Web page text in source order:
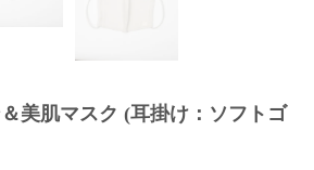
美肌マスク (耳掛け：ソフトゴ